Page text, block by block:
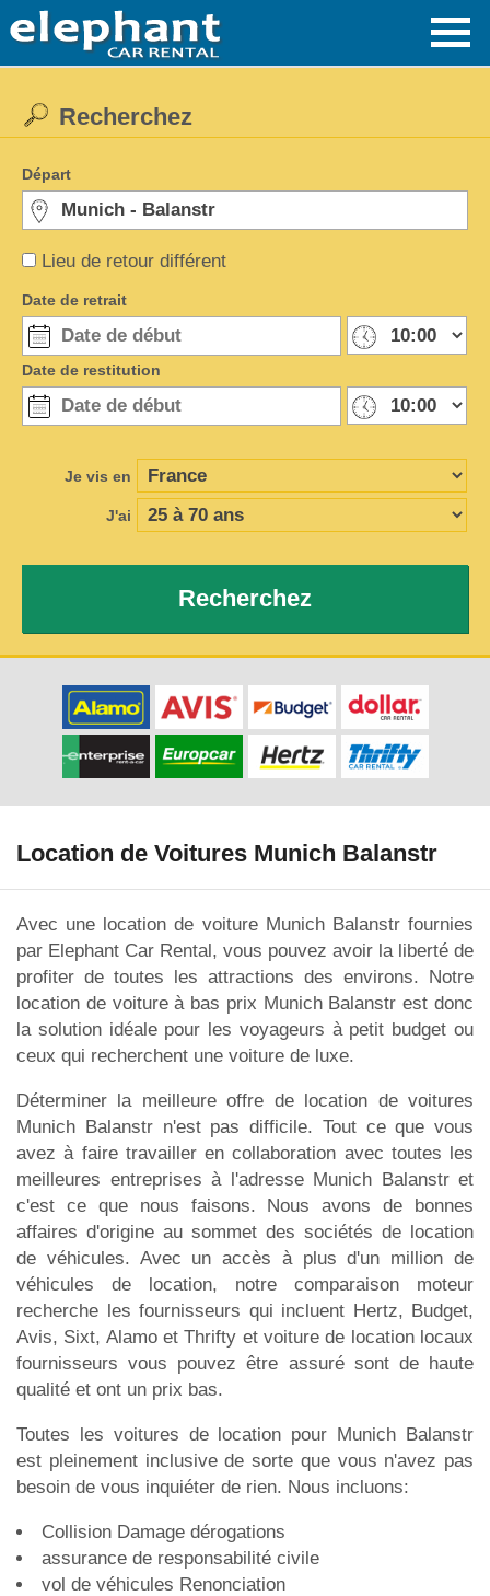
Lieu de retour différent
Recherchez
Départ
Date de retrait
Date de restitution
Je vis en
J'ai
Recherchez
Location de Voitures Munich Balanstr
Avec une location de voiture Munich Balanstr fournies
par Elephant Car Rental, vous pouvez avoir la liberté de
profiter de toutes les attractions des environs. Notre
location de voiture à bas prix Munich Balanstr est donc
la solution idéale pour les voyageurs à petit budget ou
ceux qui recherchent une voiture de luxe.
Déterminer la meilleure offre de location de voitures
Munich Balanstr n'est pas difficile. Tout ce que vous
avez à faire travailler en collaboration avec toutes les
meilleures entreprises à l'adresse Munich Balanstr et
c'est ce que nous faisons. Nous avons de bonnes
affaires d'origine au sommet des sociétés de location
de véhicules. Avec un accès à plus d'un million de
véhicules de location, notre comparaison moteur
recherche les fournisseurs qui incluent Hertz, Budget,
Avis, Sixt, Alamo et Thrifty et voiture de location locaux
fournisseurs vous pouvez être assuré sont de haute
qualité et ont un prix bas.
Toutes les voitures de location pour Munich Balanstr
est pleinement inclusive de sorte que vous n'avez pas
besoin de vous inquiéter de rien. Nous incluons:
Collision Damage dérogations
assurance de responsabilité civile
vol de véhicules Renonciation